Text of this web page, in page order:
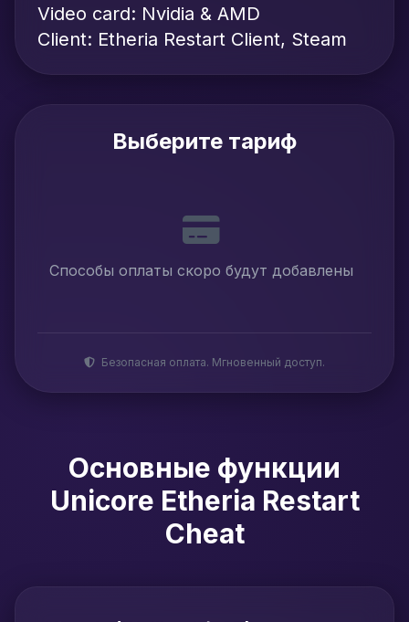
Video card: Nvidia & AMD
Client: Etheria Restart Client, Steam
Выберите тариф
Способы оплаты скоро будут добавлены
Безопасная оплата. Мгновенный доступ.
Основные функции
Unicore Etheria Restart
Cheat